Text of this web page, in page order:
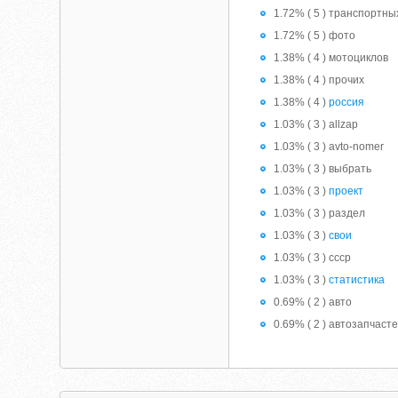
1.72% ( 5 )
1.72% ( 5 ) фото
1.38% ( 4 ) мотоциклов
1.38% ( 4 ) прочих
1.38% ( 4 )россия
1.03% ( 3 ) allzap
1.03% ( 3 ) avto-nomer
1.03% ( 3 ) выбрать
1.03% ( 3 )проект
1.03% ( 3 ) раздел
1.03% ( 3 )свои
1.03% ( 3 ) ссср
1.03% ( 3 )статистика
0.69% ( 2 ) авто
0.69% ( 2 )